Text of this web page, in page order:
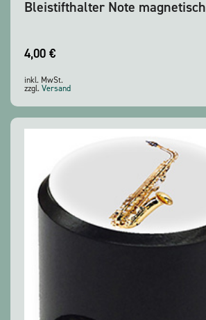
Bleistifthalter Note magnetisch
4,00 €
inkl. MwSt.
zzgl. Versand